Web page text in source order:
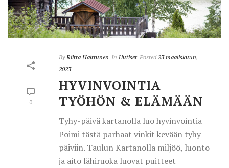
0
By Riitta Halttunen In Uutiset Posted 23 maaliskuun,
2023
HYVINVOINTIA
TYÖHÖN & ELÄMÄÄN
Tyhy-päivä kartanolla luo hyvinvointia
Poimi tästä parhaat vinkit kevään tyhy-
päiviin. Taulun Kartanolla miljöö, luonto
ja aito lähiruoka luovat puitteet